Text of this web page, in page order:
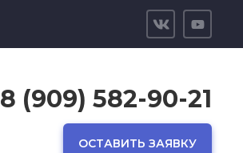
8 (909) 582-90-21
ОСТАВИТЬ ЗАЯВКУ